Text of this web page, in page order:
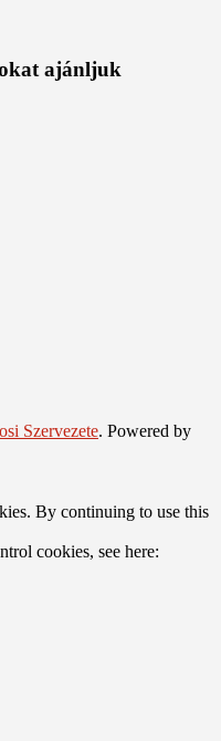
ajánljuk
Szervezete. Powered by
By continuing to use this
cookies, see here: